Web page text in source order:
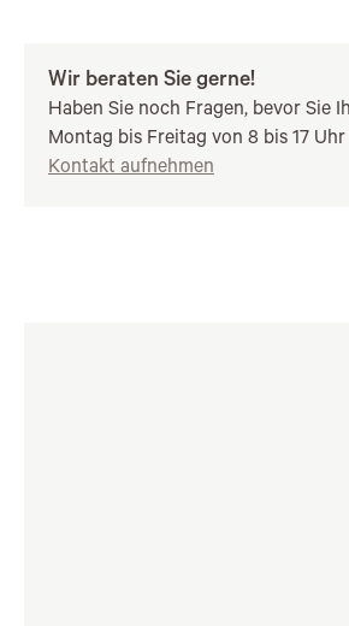
Wir beraten Sie gerne!
Haben Sie noch Fragen, bevor Sie
Montag bis Freitag von 8 bis 17 Uhr
Kontakt aufnehmen